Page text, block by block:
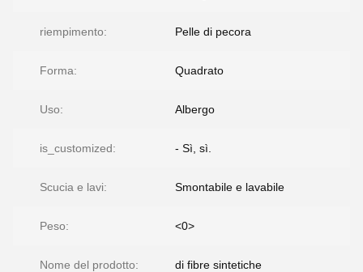
riempimento: Pelle di pecora
Forma: Quadrato
Uso: Albergo
is_customized: - Sì, sì.
Scucia e lavi: Smontabile e lavabile
Peso: <0>
Nome del prodotto: di fibre sintetiche